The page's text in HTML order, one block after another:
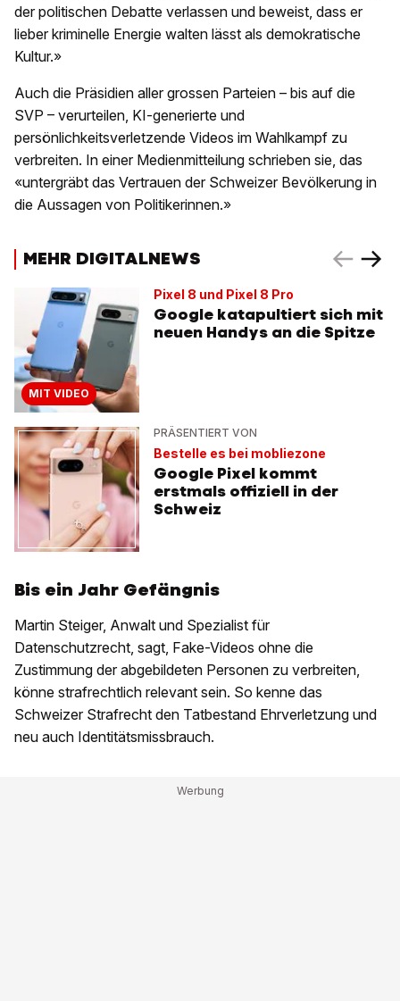
der politischen Debatte verlassen und beweist, dass er
lieber kriminelle Energie walten lässt als demokratische
Kultur.»
Auch die Präsidien aller grossen Parteien – bis auf die
SVP – verurteilen, KI-generierte und
persönlichkeitsverletzende Videos im Wahlkampf zu
verbreiten. In einer Medienmitteilung schrieben sie, das
«untergräbt das Vertrauen der Schweizer Bevölkerung in
die Aussagen von Politikerinnen.»
MEHR DIGITALNEWS
MIT VIDEO
Pixel 8 und Pixel 8 Pro
Google katapultiert sich mit
neuen Handys an die Spitze
PRÄSENTIERT VON
Bestelle es bei mobliezone
Google Pixel kommt
erstmals offiziell in der
Schweiz
Bis ein Jahr Gefängnis
Martin Steiger, Anwalt und Spezialist für
Datenschutzrecht, sagt, Fake-Videos ohne die
Zustimmung der abgebildeten Personen zu verbreiten,
könne strafrechtlich relevant sein. So kenne das
Schweizer Strafrecht den Tatbestand Ehrverletzung und
neu auch Identitätsmissbrauch.